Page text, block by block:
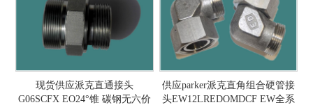
现货供应派克直通接头
G06SCFX EO24°锥 碳钢无六价
供应parker派克直角组合硬管接
头EW12LREDOMDCF EW全系